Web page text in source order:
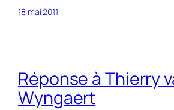
18 mai 2011
Réponse à Thierry
Wyngaert